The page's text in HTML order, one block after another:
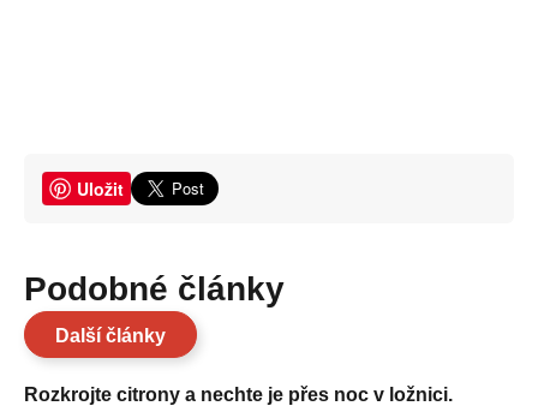
Uložit
Podobné články
Další články
Rozkrojte citrony a nechte je přes noc v ložnici.